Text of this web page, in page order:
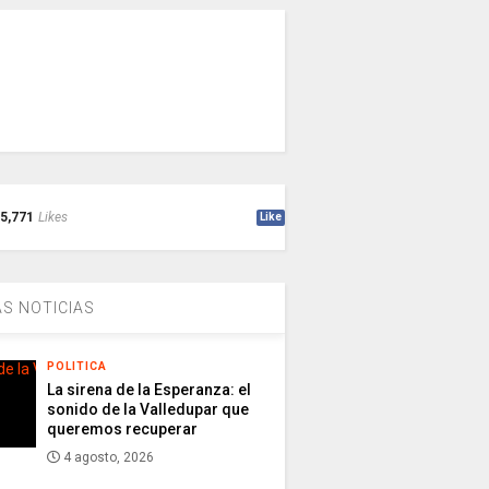
5,771 Likes Like
NOTICIAS
POLITICA
La sirena de la Esperanza: el
sonido de la Valledupar que
queremos recuperar
4 agosto, 2026